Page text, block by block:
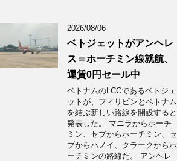
2026/08/06
ベトジェットがアンヘレ
ス＝ホーチミン線就航、
運賃0円セール中
ベトナムのLCCであるベトジェ
ットが、フィリピンとベトナム
を結ぶ新しい路線を開設すると
発表した。 マニラからホーチ
ミン、セブからホーチミン、セ
ブからハノイ、クラークからホ
ーチミンの路線だ。 アンヘレ